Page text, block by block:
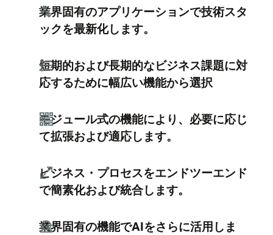
業界固有のアプリケーションで技術スタ
ックを最新化します。
短期的および長期的なビジネス課題に対
応するために幅広い機能から選択
モジュール式の機能により、必要に応じ
て拡張および適応します。
ビジネス・プロセスをエンドツーエンド
で簡素化および統合します。
業界固有の機能でAIをさらに活用しま